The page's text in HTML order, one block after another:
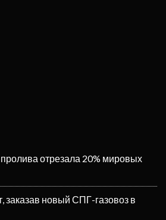
отрезала 20% мировых
заказав новый СПГ-газовоз в